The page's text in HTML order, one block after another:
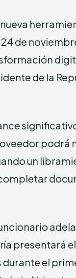
de
de la
podrá
un
presentará
durante el